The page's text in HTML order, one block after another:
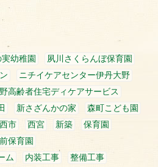
幼稚園
夙川さくらんぼ保育園
ニチイケアセンター伊丹大野
高齢者住宅ディケアサービス
新さざんかの家
森町こども園
市 西宮 新築
保育園
保育園
ム
内装工事
整備工事